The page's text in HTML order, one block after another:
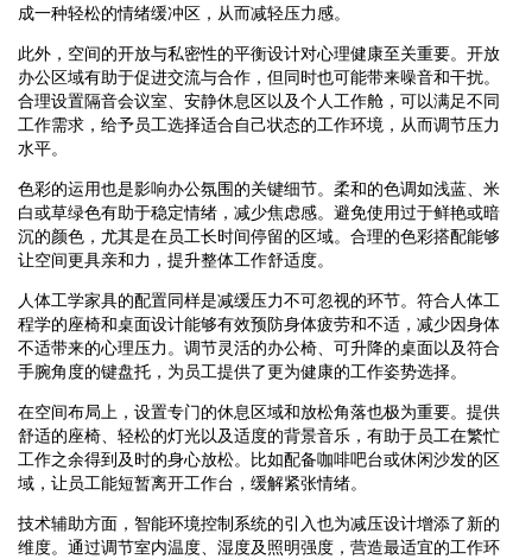
成一种轻松的情绪缓冲区，从而减轻压力感。
此外，空间的开放与私密性的平衡设计对心理健康至关重要。开放
办公区域有助于促进交流与合作，但同时也可能带来噪音和干扰。
合理设置隔音会议室、安静休息区以及个人工作舱，可以满足不同
工作需求，给予员工选择适合自己状态的工作环境，从而调节压力
水平。
色彩的运用也是影响办公氛围的关键细节。柔和的色调如浅蓝、米
白或草绿色有助于稳定情绪，减少焦虑感。避免使用过于鲜艳或暗
沉的颜色，尤其是在员工长时间停留的区域。合理的色彩搭配能够
让空间更具亲和力，提升整体工作舒适度。
人体工学家具的配置同样是减缓压力不可忽视的环节。符合人体工
程学的座椅和桌面设计能够有效预防身体疲劳和不适，减少因身体
不适带来的心理压力。调节灵活的办公椅、可升降的桌面以及符合
手腕角度的键盘托，为员工提供了更为健康的工作姿势选择。
在空间布局上，设置专门的休息区域和放松角落也极为重要。提供
舒适的座椅、轻松的灯光以及适度的背景音乐，有助于员工在繁忙
工作之余得到及时的身心放松。比如配备咖啡吧台或休闲沙发的区
域，让员工能短暂离开工作台，缓解紧张情绪。
技术辅助方面，智能环境控制系统的引入也为减压设计增添了新的
维度。通过调节室内温度、湿度及照明强度，营造最适宜的工作环